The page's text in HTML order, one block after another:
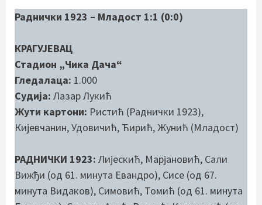
Раднички 1923 – Младост 1:1 (0:0)
КРАГУЈЕВАЦ
Стадион „Чика Дача“
Гледалаца: 1.000
Судија: Лазар Лукић
Жути картони: Ристић (Раднички 1923),
Кијевчанин, Удовичић, Ћирић, Жунић (Младост)
РАДНИЧКИ 1923: Лијескић, Марјановић, Сали
Вижђи (од 61. минута Евандро), Сисе (од 67.
минута Видаков), Симовић, Томић (од 61. минута